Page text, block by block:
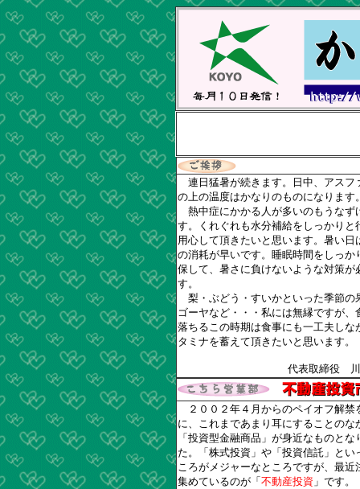
連日猛暑が続きます。日中、アスフ
の上の温度はかなりのものになります
熱中症にかかる人が多いのもうなず
す。くれぐれも水分補給をしっかりと
用心して頂きたいと思います。暑い日
の消耗が早いです。睡眠時間をしっか
保して、暑さに負けないような対策が
す。
梨・ぶどう・すいかといった季節の
ゴーヤなど・・・私には無縁ですが、
落ちるこの時期は食事にも一工夫しな
タミナを蓄えて頂きたいと思います。
代表取締役
２００２年４月からのペイオフ解禁
に、これまであまり耳にすることのな
「投資型金融商品」が身近なものとな
た。「株式投資」や「投資信託」とい
ころがメジャーなところですが、最近
集めているのが「 不動産投資 」です。